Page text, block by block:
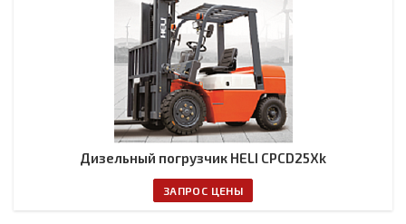
Дизельный погрузчик HELI CPCD25Xk
ЗАПРОС ЦЕНЫ